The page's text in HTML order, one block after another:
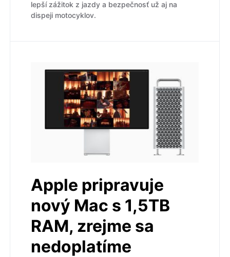
lepší zážitok z jazdy a bezpečnosť už aj na
dispeji motocyklov.
Apple pripravuje
nový Mac s 1,5TB
RAM, zrejme sa
nedoplatíme